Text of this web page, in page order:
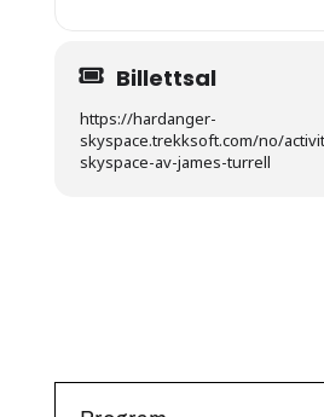
Billettsal
https://hardanger-
skyspace.trekksoft.com/no/
skyspace-av-james-turrell